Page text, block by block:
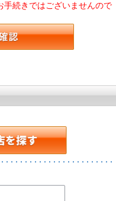
手続きではございませんので